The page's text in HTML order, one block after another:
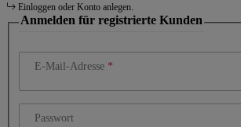
Einloggen oder Konto anlegen.
Anmelden für registrierte Kunden
E-Mail-Adresse
Passwort